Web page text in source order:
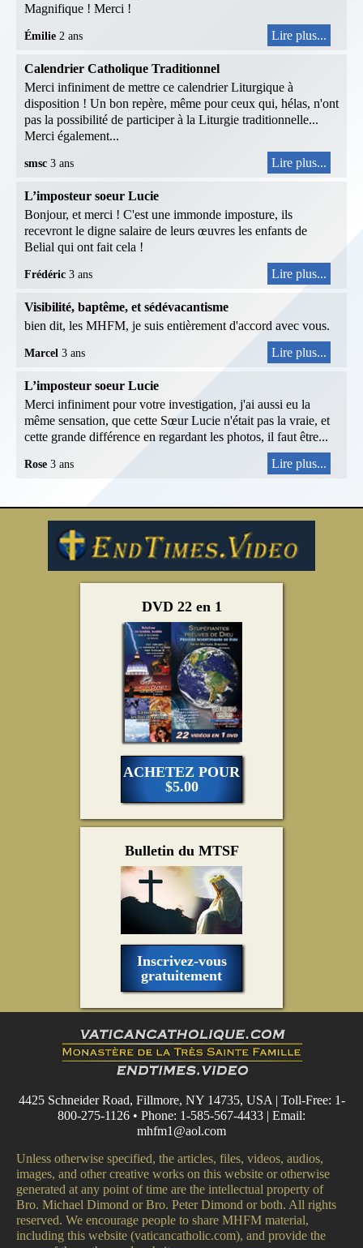
Magnifique ! Merci !
Émilie 2 ans Lire plus...
Calendrier Catholique Traditionnel
Merci infiniment de mettre ce calendrier Liturgique à
disposition ! Un bon repère, même pour ceux qui, hélas, n'ont
pas la possibilité de participer à la Liturgie traditionnelle...
Merci également...
smsc 3 ans Lire plus...
L’imposteur soeur Lucie
Bonjour, et merci ! C'est une immonde imposture, ils
recevront le digne salaire de leurs œuvres les enfants de
Belial qui ont fait cela !
Frédéric 3 ans Lire plus...
Visibilité, baptême, et sédévacantisme
bien dit, les MHFM, je suis entièrement d'accord avec vous.
Marcel 3 ans Lire plus...
L’imposteur soeur Lucie
Merci infiniment pour votre investigation, j'ai aussi eu la
même sensation, que cette Sœur Lucie n'était pas la vraie, et
cette grande différence en regardant les photos, il faut être...
Rose 3 ans Lire plus...
DVD 22 en 1
ACHETEZ POUR
$5.00
Bulletin du MTSF
Inscrivez-vous
gratuitement
4425 Schneider Road, Fillmore, NY 14735, USA | Toll-Free: 1-
800-275-1126 • Phone: 1-585-567-4433 | Email:
mhfm1@aol.com
Unless otherwise specified, the articles, files, videos, audios,
images, and other creative works on this website or otherwise
generated at any point of time are the intellectual property of
Bro. Michael Dimond or Bro. Peter Dimond or both. All rights
reserved. We encourage people to share MHFM material,
including this website (vaticancatholic.com), and provide the